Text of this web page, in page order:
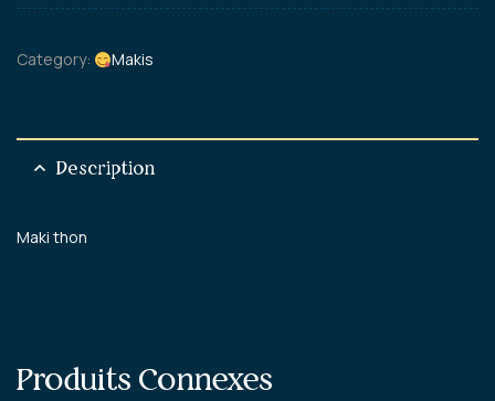
Category: Makis
Description
Maki thon
Produits Connexes